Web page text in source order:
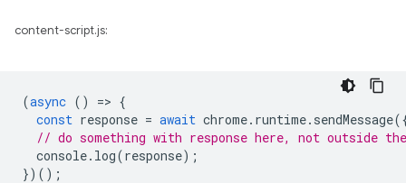
content-script.js:
(async () => {
const response = await chrome. runtime. sendMessage
// do something with response here, not outside
console. log(response);
})();